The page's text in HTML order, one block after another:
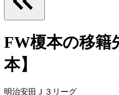
FW榎本の移籍
本】
明治安田Ｊ３リーグ